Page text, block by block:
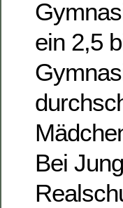
ein 2,5
Bei